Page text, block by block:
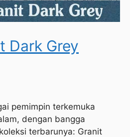
Dark Grey
pemimpin terkemuka
dengan bangga
terbarunya: Granit